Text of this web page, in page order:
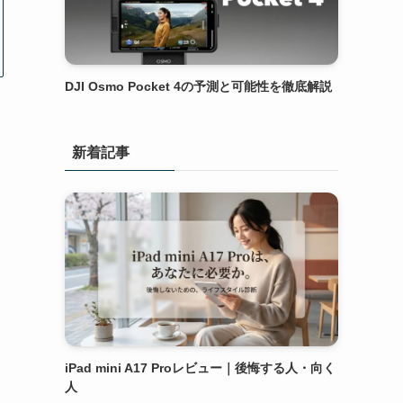
DJI Osmo Pocket 4の予測と可能性を徹底解説
新着記事
iPad mini A17 Proレビュー｜後悔する人・向く
人